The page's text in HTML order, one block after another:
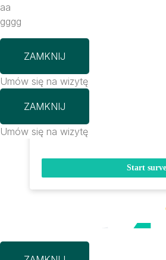
aa
gggg
ZAMKNIJ
Umów się na wizytę
ZAMKNIJ
Umów się na wizytę